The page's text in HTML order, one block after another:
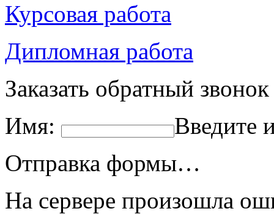
Курсовая работа
Дипломная работа
Заказать обратный звонок
Имя:
Введите
Отправка формы…
На сервере произошла